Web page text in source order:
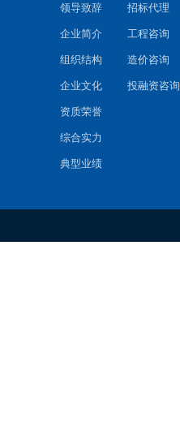
领导致辞
企业简介
组织结构
企业文化
资质荣誉
综合实力
典型业绩
招标代理
工程咨询
造价咨询
投融资咨询